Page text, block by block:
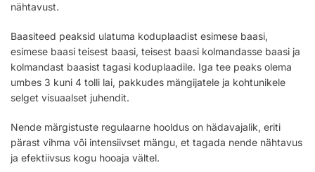
nähtavust.
Baasiteed peaksid ulatuma koduplaadist esimese baasi,
esimese baasi teisest baasi, teisest baasi kolmandasse baasi ja
kolmandast baasist tagasi koduplaadile. Iga tee peaks olema
umbes 3 kuni 4 tolli lai, pakkudes mängijatele ja kohtunikele
selget visuaalset juhendit.
Nende märgistuste regulaarne hooldus on hädavajalik, eriti
pärast vihma või intensiivset mängu, et tagada nende nähtavus
ja efektiivsus kogu hooaja vältel.